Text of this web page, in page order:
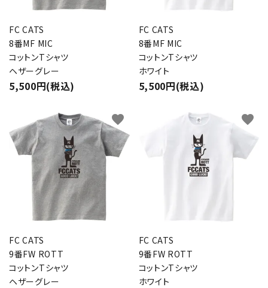
FC CATS
8番MF MIC
コットンTシャツ
ヘザーグレー
5,500円(税込)
FC CATS
8番MF MIC
コットンTシャツ
ホワイト
5,500円(税込)
FC CATS
9番FW ROTT
コットンTシャツ
ヘザーグレー
favorite
FC CATS
9番FW ROTT
コットンTシャツ
ホワイト
favorite